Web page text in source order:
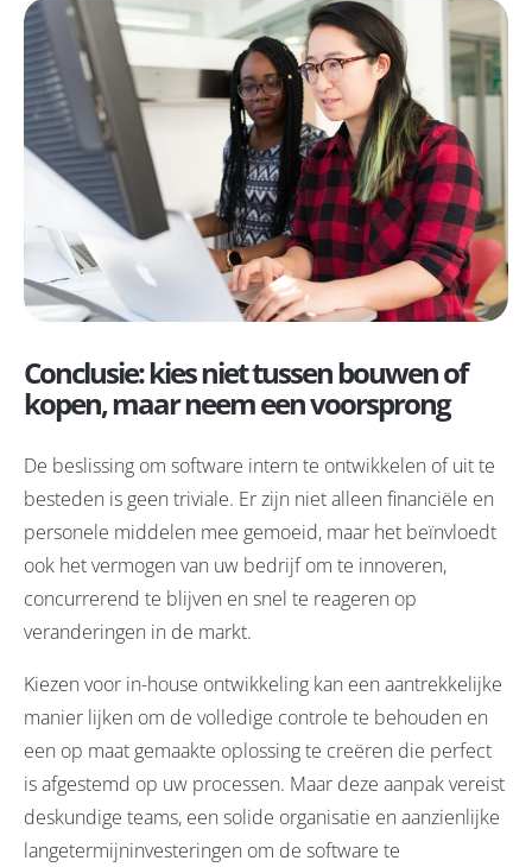
Conclusie: kies niet tussen bouwen of
kopen, maar neem een voorsprong
De beslissing om software intern te ontwikkelen of uit te
besteden is geen triviale. Er zijn niet alleen financiële en
personele middelen mee gemoeid, maar het beïnvloedt
ook het vermogen van uw bedrijf om te innoveren,
concurrerend te blijven en snel te reageren op
veranderingen in de markt.
Kiezen voor in-house ontwikkeling kan een aantrekkelijke
manier lijken om de volledige controle te behouden en
een op maat gemaakte oplossing te creëren die perfect
is afgestemd op uw processen. Maar deze aanpak vereist
deskundige teams, een solide organisatie en aanzienlijke
langetermijninvesteringen om de software te